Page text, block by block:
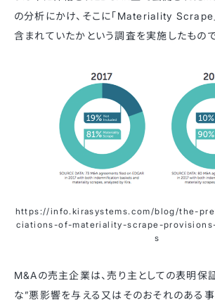
の分析にかけ、そこに「Materiality Scrape
含まれていたかという調査を実施したもので
https://info.kirasystems.com/blog/the-
ciations-of-materiality-scrape-
s
M&Aの売主企業は、売り主としての表明保
な”悪影響を与える又はそのおそれのある